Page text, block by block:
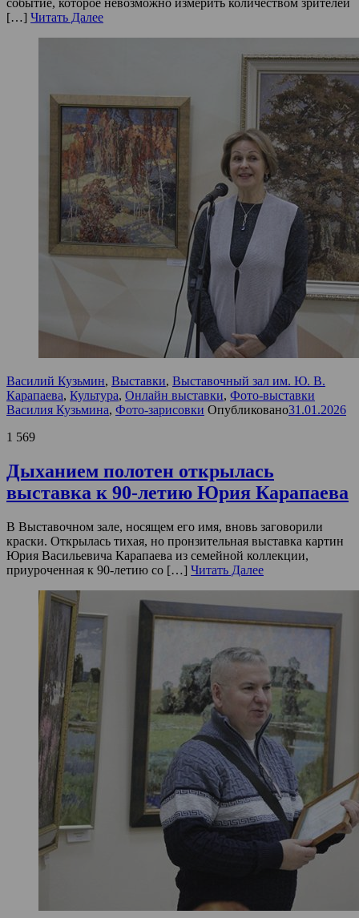
событие, которое невозможно измерить количеством зрителей
[…] Читать Далее
Василий Кузьмин, Выставки, Выставочный зал им. Ю. В.
Карапаева, Культура, Онлайн выставки, Фото-выставки
Василия Кузьмина, Фото-зарисовки Опубликовано31.01.2026
1 569
Дыханием полотен открылась
выставка к 90-летию Юрия Карапаева
В Выставочном зале, носящем его имя, вновь заговорили
краски. Открылась тихая, но пронзительная выставка картин
Юрия Васильевича Карапаева из семейной коллекции,
приуроченная к 90-летию со […] Читать Далее